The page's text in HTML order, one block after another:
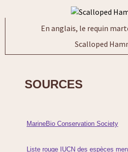
En anglais, le requin
Scalloped
SOURCES
MarineBio Conservation Society
Liste rouge IUCN des espèces